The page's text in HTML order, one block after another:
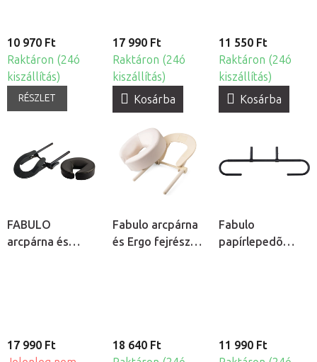
10 970 Ft
Raktáron (24ó
kiszállítás)
RÉSZLET
17 990 Ft
Raktáron (24ó
kiszállítás)
Kosárba
11 550 Ft
Raktáron (24ó
kiszállítás)
Kosárba
FABULO
arcpárna és
17 990 Ft
Fabulo arcpárna
és Ergo fejrész
18 640 Ft
Fabulo
papírlepedõ
11 990 Ft